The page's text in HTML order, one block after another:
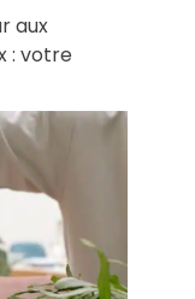
aux
: votre